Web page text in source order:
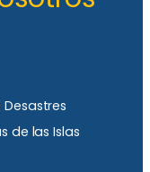
de las Islas